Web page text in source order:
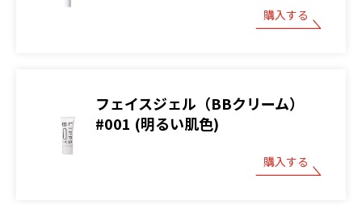
購入する
フェイスジェル（BBクリーム）
#001 (明るい肌色)
購入する